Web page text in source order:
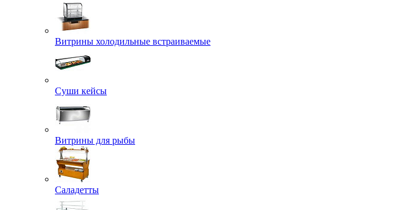
Витрины холодильные встраиваемые
Суши кейсы
Витрины для рыбы
Саладетты